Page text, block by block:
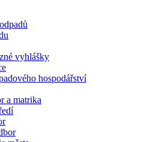
vyhlášky
hospodářství
a matrika